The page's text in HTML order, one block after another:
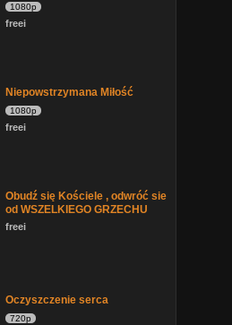
1080p
freei
Niepowstrzymana Miłość
1080p
freei
Obudź się Kościele , odwróć sie
od WSZELKIEGO GRZECHU
freei
Oczyszczenie serca
720p